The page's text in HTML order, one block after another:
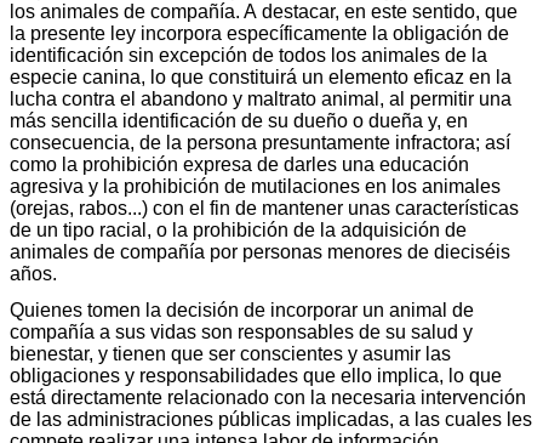
los animales de compañía. A destacar, en este sentido, que
la presente ley incorpora específicamente la obligación de
identificación sin excepción de todos los animales de la
especie canina, lo que constituirá un elemento eficaz en la
lucha contra el abandono y maltrato animal, al permitir una
más sencilla identificación de su dueño o dueña y, en
consecuencia, de la persona presuntamente infractora; así
como la prohibición expresa de darles una educación
agresiva y la prohibición de mutilaciones en los animales
(orejas, rabos...) con el fin de mantener unas características
de un tipo racial, o la prohibición de la adquisición de
animales de compañía por personas menores de dieciséis
años.
Quienes tomen la decisión de incorporar un animal de
compañía a sus vidas son responsables de su salud y
bienestar, y tienen que ser conscientes y asumir las
obligaciones y responsabilidades que ello implica, lo que
está directamente relacionado con la necesaria intervención
de las administraciones públicas implicadas, a las cuales les